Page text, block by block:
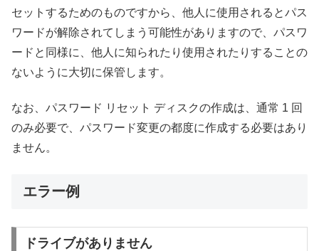
セットするためのものですから、他人に使用されるとパス
ワードが解除されてしまう可能性がありますので、パスワ
ードと同様に、他人に知られたり使用されたりすることの
ないように大切に保管します。
なお、パスワード リセット ディスクの作成は、通常 1 回
のみ必要で、パスワード変更の都度に作成する必要はあり
ません。
エラー例
ドライブがありません